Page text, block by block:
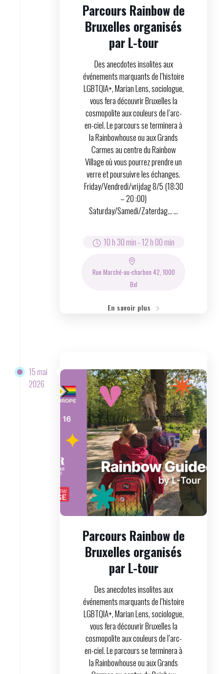
Parcours Rainbow de
Bruxelles organisés
par L-tour
Des anecdotes insolites aux
événements marquants de l’histoire
LGBTQIA+, Marian Lens, sociologue,
vous fera découvrir Bruxelles la
cosmopolite aux couleurs de l’arc-
en-ciel. Le parcours se terminera à
la Rainbowhouse ou aux Grands
Carmes au centre du Rainbow
Village où vous pourrez prendre un
verre et poursuivre les échanges.
Friday/Vendredi/vrijdag 8/5 (18:30
– 20 :00)
Saturday/Samedi/Zaterdag… ...
10 h 30 min-12 h 00 min
Rue Marché-au-charbon 42, 1000
Bxl
En savoir plus
15 mai
2026
Parcours Rainbow de
Bruxelles organisés
par L-tour
Des anecdotes insolites aux
événements marquants de l’histoire
LGBTQIA+, Marian Lens, sociologue,
vous fera découvrir Bruxelles la
cosmopolite aux couleurs de l’arc-
en-ciel. Le parcours se terminera à
la Rainbowhouse ou aux Grands